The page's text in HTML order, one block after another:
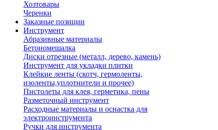
Хозтовары
Черенки
Заказные позиции
Инструмент
Абразивные материалы
Бетономешалка
Диски отрезные (металл, дерево, камень)
Инструмент для укладки плитки
Клейкие ленты (скотч, гермоленты,
изоленты,уплотнители и прочее)
Пистолеты для клея, герметика, пены
Разметочный инструмент
Расходные материалы и оснастка для
электроинструмента
Ручки для инструмента